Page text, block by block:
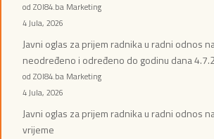
od ZOI84.ba Marketing
4 Jula, 2026
Javni oglas za prijem radnika u radni odnos
neodređeno i određeno do godinu dana
od ZOI84.ba Marketing
4 Jula, 2026
Javni oglas za prijem radnika u radni odnos
vrijeme